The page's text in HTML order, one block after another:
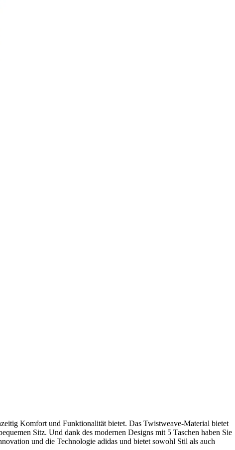
Komfort und Funktionalität bietet. Das Twistweave-Material bietet
Sitz. Und dank des modernen Designs mit 5 Taschen haben Sie
und die Technologie adidas und bietet sowohl Stil als auch